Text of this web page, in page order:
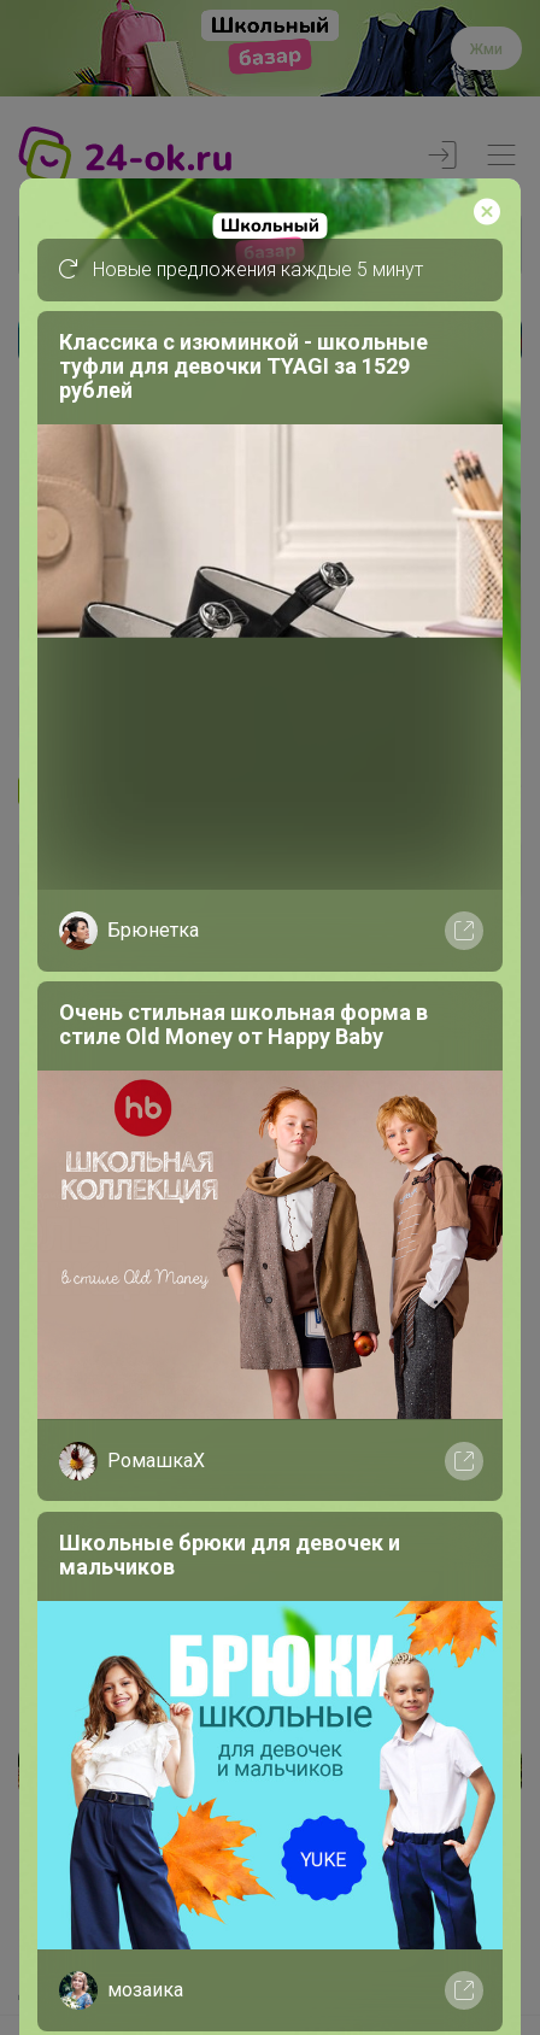
Жми
Главная
Вход
Войти с помощью других сервисов
200 000+
пользователей
Реклама
Как здесь все устроено?
Как сделать заказ?
Как получить?
Доставка
Новые предложения каждые 5 минут
Классика с изюминкой - школьные
туфли для девочки TYAGI за 1529
рублей
Брюнетка
Очень стильная школьная форма в
стиле Old Money от Нappy Вaby
РомашкаХ
Школьные брюки для девочек и
мальчиков
мозаика